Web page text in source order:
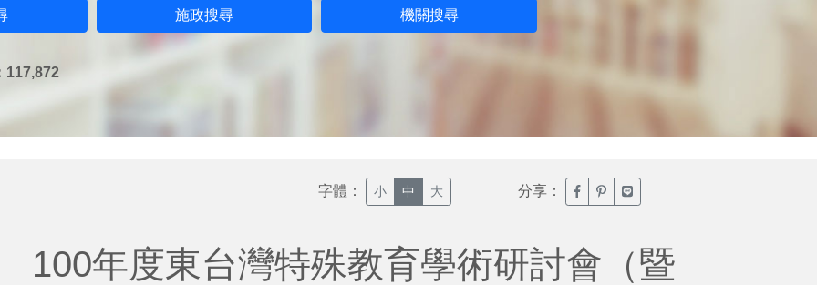
施政搜尋 機關搜尋
117,872
字體： 小 中 大 分享： 臉書分享(另開新視窗)
噗浪分享(另開新視窗)
Line分享(另開新視窗)
100年度東台灣特殊教育學術研討會（暨